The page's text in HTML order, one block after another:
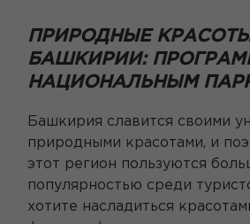
ПРИРОДНЫЕ
БАШКИРИИ:
НАЦИОНАЛЬНЫМ
Башкирия славится своими
природными красотами, и
этот регион пользуются
популярностью среди
хотите насладиться